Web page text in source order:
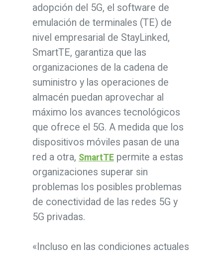
adopción del 5G, el software de
emulación de terminales (TE) de
nivel empresarial de StayLinked,
SmartTE, garantiza que las
organizaciones de la cadena de
suministro y las operaciones de
almacén puedan aprovechar al
máximo los avances tecnológicos
que ofrece el 5G. A medida que los
dispositivos móviles pasan de una
red a otra, SmartTEpermite a estas
organizaciones superar sin
problemas los posibles problemas
de conectividad de las redes 5G y
5G privadas.
«Incluso en las condiciones actuales